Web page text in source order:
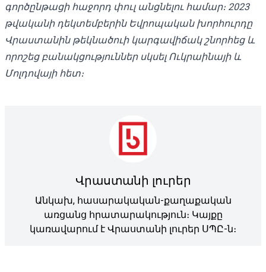
գործընթացի հաջորդ փուլ անցնելու համար։ 2023
թվականի դեկտեմբերին Եվրոպական խորհուրդը
Վրաստանին թեկնածուի կարգավիճակ շնորհեց և
որոշեց բանակցություններ սկսել Ուկրաինայի և
Մոլդովայի հետ։
Վրաստանի լուրեր
Անկախ, հասարակական-քաղաքական
առցանց հրատարակություն։ Կայքը
կառավարում է Վրաստանի լուրեր ՍՊԸ-ն։